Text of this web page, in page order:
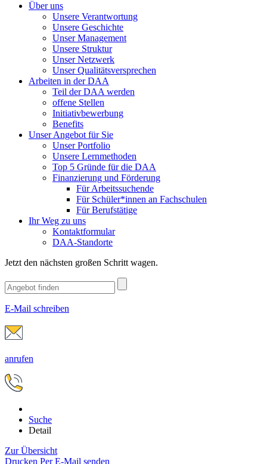
Über uns
Unsere Verantwortung
Unsere Geschichte
Unser Management
Unsere Struktur
Unser Netzwerk
Unser Qualitätsversprechen
Arbeiten in der DAA
Teil der DAA werden
offene Stellen
Initiativbewerbung
Benefits
Unser Angebot für Sie
Unser Portfolio
Unsere Lernmethoden
Top 5 Gründe für die DAA
Finanzierung und Förderung
Für Arbeitssuchende
Für Schüler*innen an Fachschulen
Für Berufstätige
Ihr Weg zu uns
Kontaktformular
DAA-Standorte
Jetzt den nächsten großen Schritt wagen.
E-Mail schreiben
anrufen
Suche
Detail
Zur Übersicht
Drucken Per E-Mail senden